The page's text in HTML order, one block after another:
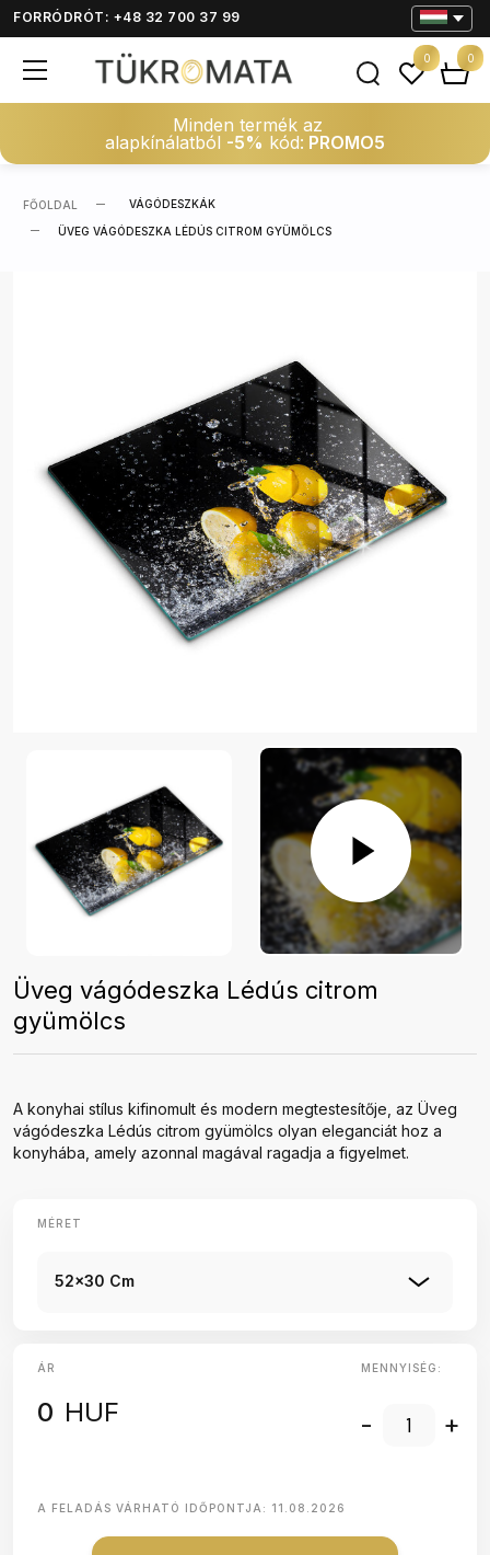
FORRÓDRÓT: +48 32 700 37 99
Minden termék az
alapkínálatból -5% kód: PROMO5
0 0
FŐOLDAL VÁGÓDESZKÁK
ÜVEG VÁGÓDESZKA LÉDÚS CITROM GYÜMÖLCS
Üveg vágódeszka Lédús citrom
gyümölcs
A konyhai stílus kifinomult és modern megtestesítője, az Üveg
vágódeszka Lédús citrom gyümölcs olyan eleganciát hoz a
konyhába, amely azonnal magával ragadja a figyelmet.
MÉRET
52x30 Cm
ÁR
0 HUF
MENNYISÉG:
- +
A FELADÁS VÁRHATÓ IDŐPONTJA: 11.08.2026